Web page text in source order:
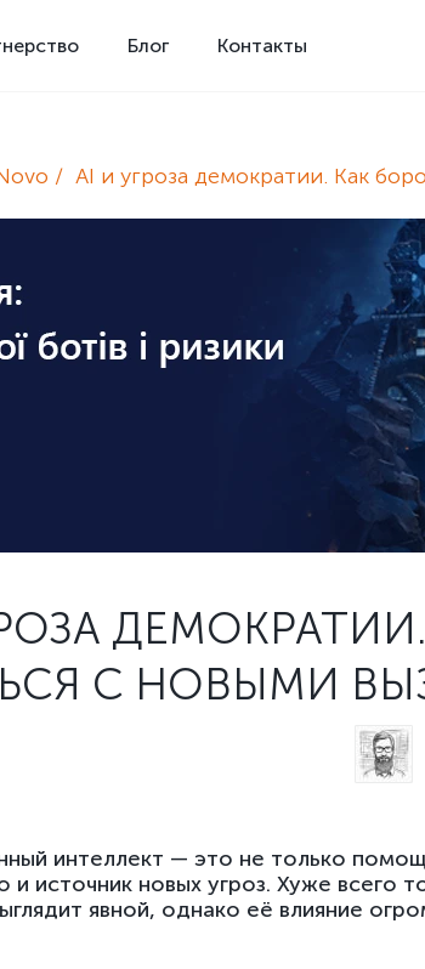
Блог Контакты
AI и угроза демократии. Как
С НОВЫМИ
интеллект — это не только
и источник новых угроз. Хуже всего
явной, однако её влияние